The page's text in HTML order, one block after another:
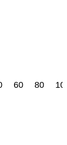
60 80